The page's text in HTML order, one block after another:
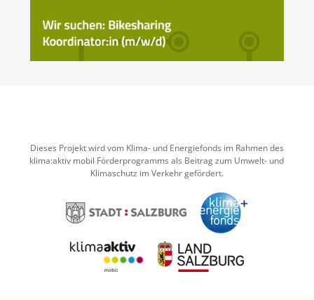
Dieses Projekt wird vom Klima- und Energiefonds im Rahmen des
klima:aktiv mobil Förderprogramms als Beitrag zum Umwelt- und
Klimaschutz im Verkehr gefördert.